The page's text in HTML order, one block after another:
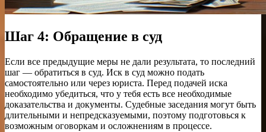
Шаг 4: Обращение в суд
Если все предыдущие меры не дали результата, то последний
шаг — обратиться в суд. Иск в суд можно подать
самостоятельно или через юриста. Перед подачей иска
необходимо убедиться, что у тебя есть все необходимые
доказательства и документы. Судебные заседания могут быть
длительными и непредсказуемыми, поэтому подготовься к
возможным оговоркам и осложнениям в процессе.